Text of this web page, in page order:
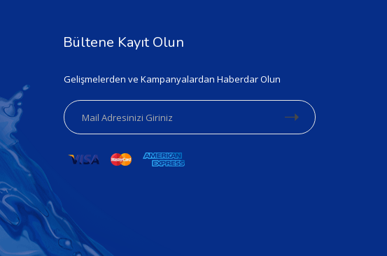
Bültene Kayıt Olun
Gelişmelerden ve Kampanyalardan Haberdar Olun